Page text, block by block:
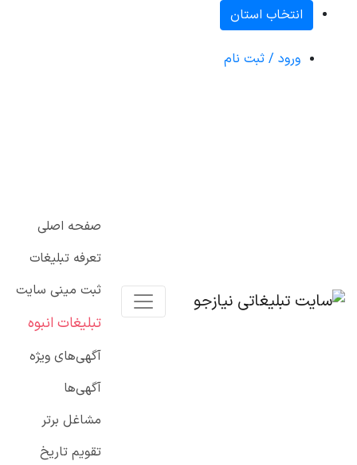
انتخاب استان
ورود / ثبت نام
صفحه اصلی
تعرفه تبلیغات
ثبت مینی سایت
تبلیغات انبوه
آگهی‌های ویژه
آگهی‌ها
مشاغل برتر
تقویم تاریخ